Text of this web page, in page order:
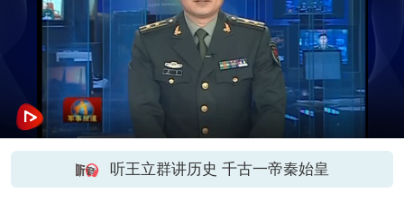
听王立群讲历史 千古一帝秦始皇